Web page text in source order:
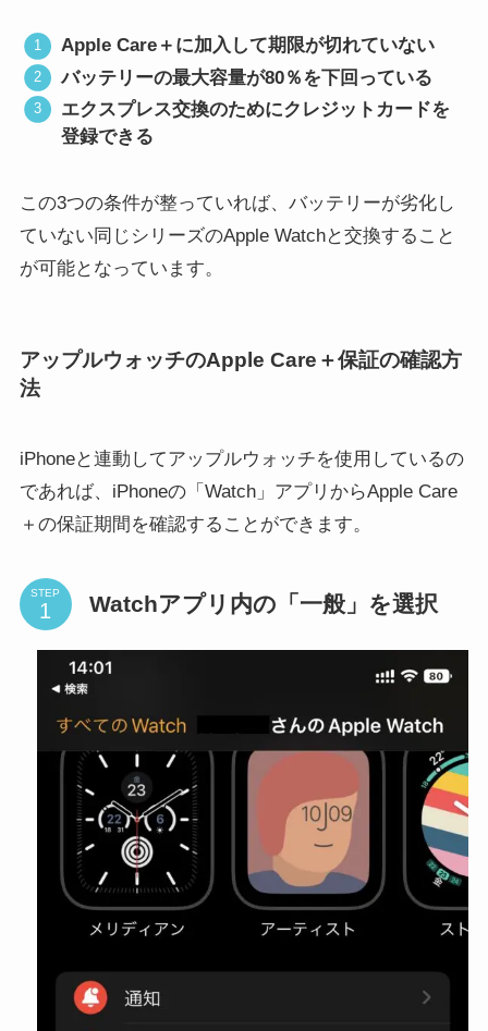
Apple Care＋に加入して期限が切れていない
バッテリーの最大容量が80％を下回っている
エクスプレス交換のためにクレジットカードを
登録できる
この3つの条件が整っていれば、バッテリーが劣化し
ていない同じシリーズのApple Watchと交換すること
が可能となっています。
アップルウォッチのApple Care＋保証の確認方
法
iPhoneと連動してアップルウォッチを使用しているの
であれば、iPhoneの「Watch」アプリからApple Care
＋の保証期間を確認することができます。
STEP Watchアプリ内の「一般」を選択